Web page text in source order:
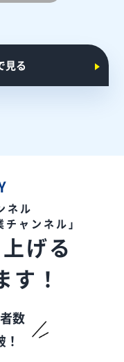
見る
ネル
ャンネル」
げる
す！
数